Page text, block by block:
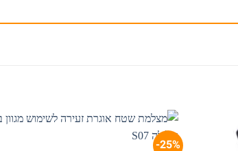
25%-